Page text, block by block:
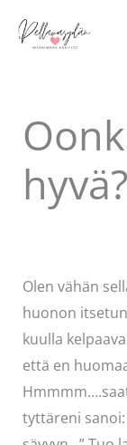
sisältöön
hyvä?
Olen vähän
huonon
kuulla
että en
tyttäreni sanoi: